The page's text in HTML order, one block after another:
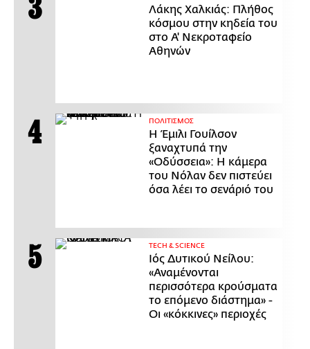
Λάκης Χαλκιάς: Πλήθος
κόσμου στην κηδεία του
στο Α' Νεκροταφείο
Αθηνών
ΠΟΛΙΤΙΣΜΟΣ
Η Έμιλι Γουίλσον
ξαναχτυπά την
«Οδύσσεια»: Η κάμερα
του Νόλαν δεν πιστεύει
όσα λέει το σενάριό του
ΤECH & SCIENCE
Ιός Δυτικού Νείλου:
«Αναμένονται
περισσότερα κρούσματα
το επόμενο διάστημα» -
Οι «κόκκινες» περιοχές